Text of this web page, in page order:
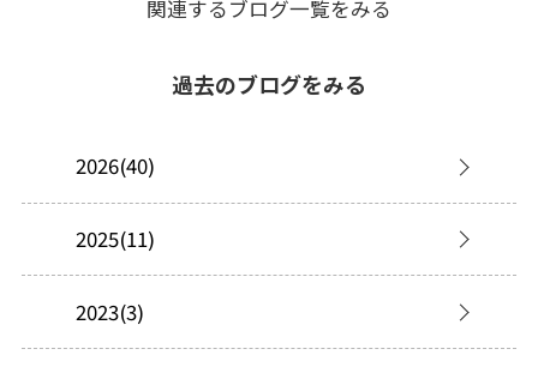
関連するブログ一覧をみる
過去のブログをみる
2026(40)
2025(11)
2023(3)